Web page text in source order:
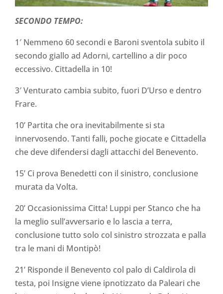
SECONDO TEMPO:
1′ Nemmeno 60 secondi e Baroni sventola subito il
secondo giallo ad Adorni, cartellino a dir poco
eccessivo. Cittadella in 10!
3′ Venturato cambia subito, fuori D’Urso e dentro
Frare.
10’ Partita che ora inevitabilmente si sta
innervosendo. Tanti falli, poche giocate e Cittadella
che deve difendersi dagli attacchi del Benevento.
15’ Ci prova Benedetti con il sinistro, conclusione
murata da Volta.
20’ Occasionissima Citta! Luppi per Stanco che ha
la meglio sull’avversario e lo lascia a terra,
conclusione tutto solo col sinistro strozzata e palla
tra le mani di Montipò!
21’ Risponde il Benevento col palo di Caldirola di
testa, poi Insigne viene ipnotizzato da Paleari che